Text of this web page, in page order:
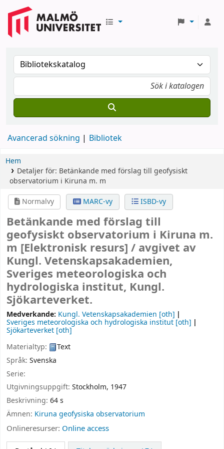
Avancerad sökning Bibliotek
Hem
Detaljer för: Betänkande med förslag till geofysiskt
observatorium i Kiruna m. m
Normalvy
MARC-vy ISBD-vy
Betänkande med förslag till
geofysiskt observatorium i Kiruna m.
m [Elektronisk resurs] / avgivet av
Kungl. Vetenskapsakademien,
Sveriges meteorologiska och
hydrologiska institut, Kungl.
Sjökarteverket.
Medverkande: Kungl. Vetenskapsakademien [oth]
Sveriges meteorologiska och hydrologiska institut [oth]
Sjökarteverket [oth]
Materialtyp:
Text
Språk: Svenska
Serie:
Utgivningsuppgift: Stockholm, 1947
Beskrivning: 64 s
Ämnen: Kiruna geofysiska observatorium
Onlineresurser: Online access